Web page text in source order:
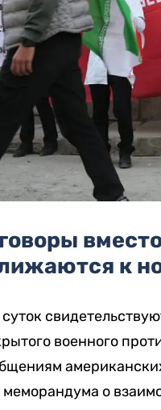
к
военного
меморандума о